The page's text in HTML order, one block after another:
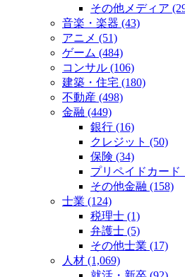
その他メディア
音楽・楽器 (43)
アニメ (51)
ゲーム (484)
コンサル (106)
建築・住宅 (180)
不動産 (498)
金融 (449)
銀行 (16)
クレジット (50)
保険 (34)
プリペイドカード
その他金融 (158)
士業 (124)
税理士 (1)
弁護士 (5)
その他士業 (17)
人材 (1,069)